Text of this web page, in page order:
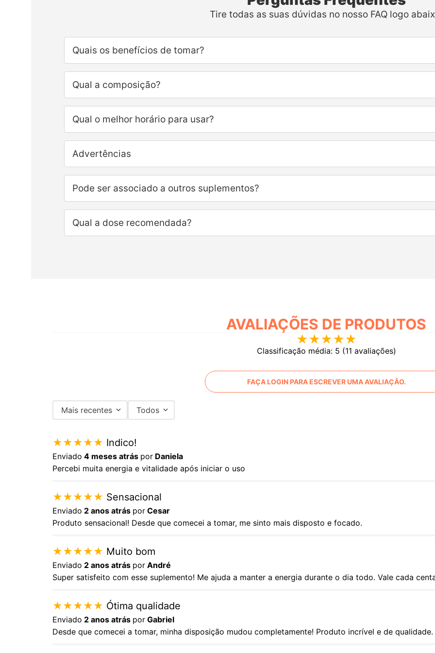
Tire todas as suas dúvidas no nosso FAQ logo
Quais os benefícios de tomar?
Qual a composição?
Qual o melhor horário para usar?
Advertências
Pode ser associado a outros suplementos?
Qual a dose recomendada?
AVALIAÇÕES
★★★★★
Classificação média: 5 (11 avaliações)
FAÇA LOGIN PARA ESCREVER UMA AVALIAÇÃO.
Mais recentes Todos
★★★★★ Indico!
Enviado 4 meses atrás por Daniela
Percebi muita energia e vitalidade após iniciar o uso
★★★★★ Sensacional
Enviado 2 anos atrás por Cesar
Produto sensacional! Desde que comecei a tomar, me sinto mais disposto e focado.
★★★★★ Muito bom
Enviado 2 anos atrás por André
Super satisfeito com esse suplemento! Me ajuda a manter a energia durante o dia todo. Vale cada
★★★★★ Ótima qualidade
Enviado 2 anos atrás por Gabriel
Desde que comecei a tomar, minha disposição mudou completamente! Produto incrível e de qualidade.